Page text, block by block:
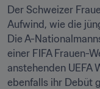
Der Schweizer
Aufwind, wie die
Die A-
einer FIFA Frauen-
anstehenden UEFA
ebenfalls ihr Debüt